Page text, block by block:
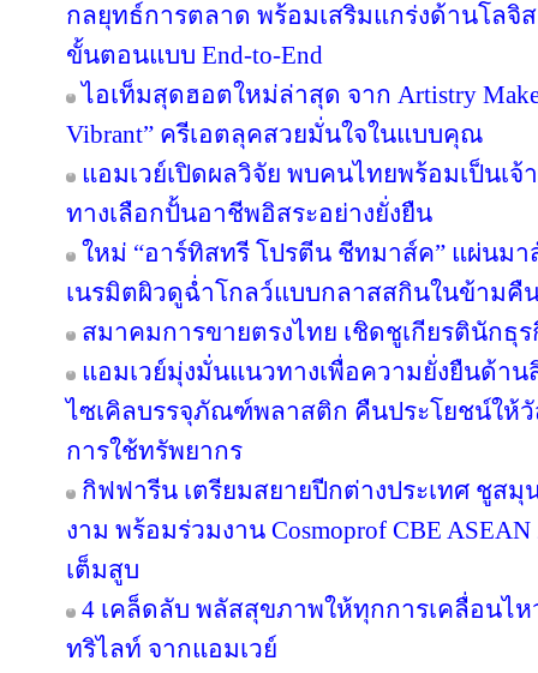
กลยุทธ์การตลาด พร้อมเสริมแกร่งด้านโลจิ
ขั้นตอนแบบ End-to-End
ไอเท็มสุดฮอตใหม่ล่าสุด จาก Artistry
Vibrant” ครีเอตลุคสวยมั่นใจในแบบคุณ
แอมเวย์เปิดผลวิจัย พบคนไทยพร้อมเป็นเ
ทางเลือกปั้นอาชีพอิสระอย่างยั่งยืน
ใหม่ “อาร์ทิสทรี โปรตีน ชีทมาส์ค” แผ่นม
เนรมิตผิวดูฉ่ำโกลว์แบบกลาสสกินในข้ามคื
สมาคมการขายตรงไทย เชิดชูเกียรตินักธุ
แอมเวย์มุ่งมั่นแนวทางเพื่อความยั่งยืนด้า
ไซเคิลบรรจุภัณฑ์พลาสติก คืนประโยชน์ให้
การใช้ทรัพยากร
กิฟฟารีน เตรียมสยายปีกต่างประเทศ ชูสมุ
งาม พร้อมร่วมงาน Cosmoprof CBE
เต็มสูบ
4 เคล็ดลับ พลัสสุขภาพให้ทุกการเคลื่อนไ
ทริไลท์ จากแอมเวย์